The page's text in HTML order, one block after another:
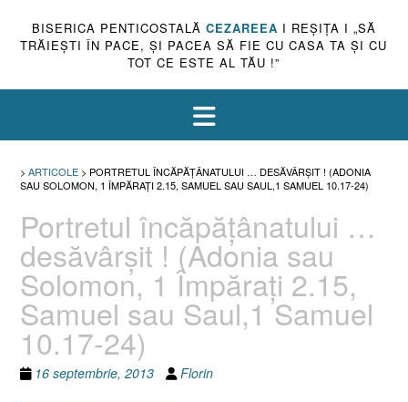
BISERICA PENTICOSTALĂ CEZAREEA I REŞIŢA I „SĂ
TRĂIEŞTI ÎN PACE, ŞI PACEA SĂ FIE CU CASA TA ŞI CU
TOT CE ESTE AL TĂU !”
> ARTICOLE > PORTRETUL ÎNCĂPĂŢÂNATULUI … DESĂVÂRŞIT ! (ADONIA
SAU SOLOMON, 1 ÎMPĂRAŢI 2.15, SAMUEL SAU SAUL,1 SAMUEL 10.17-24)
Portretul încăpăţânatului …
desăvârşit ! (Adonia sau
Solomon, 1 Împăraţi 2.15,
Samuel sau Saul,1 Samuel
10.17-24)
16 septembrie, 2013 Florin